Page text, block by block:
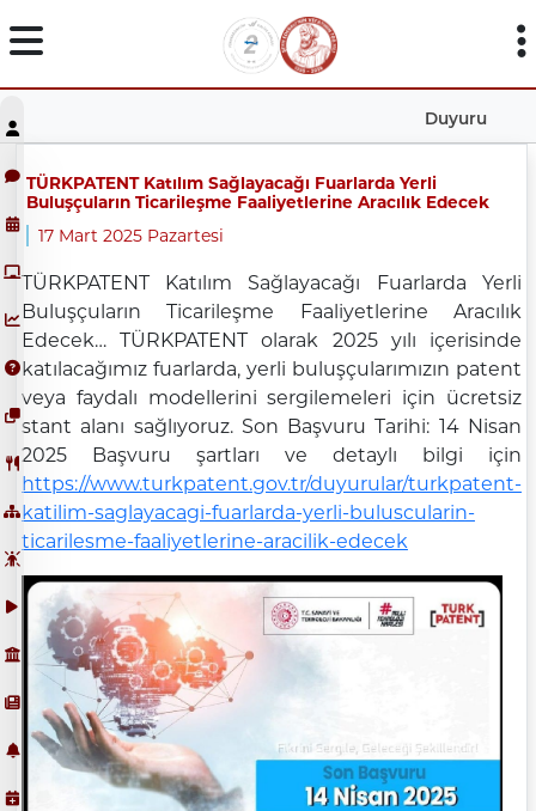
Duyuru
TÜRKPATENT Katılım Sağlayacağı Fuarlarda Yerli
Buluşçuların Ticarileşme Faaliyetlerine Aracılık Edecek
17 Mart 2025 Pazartesi
TÜRKPATENT Katılım Sağlayacağı Fuarlarda Yerli
Buluşçuların Ticarileşme Faaliyetlerine Aracılık
Edecek… TÜRKPATENT olarak 2025 yılı içerisinde
katılacağımız fuarlarda, yerli buluşçularımızın patent
veya faydalı modellerini sergilemeleri için ücretsiz
stant alanı sağlıyoruz. Son Başvuru Tarihi: 14 Nisan
2025 Başvuru şartları ve detaylı bilgi için
https://www.turkpatent.gov.tr/duyurular/turkpatent-
katilim-saglayacagi-fuarlarda-yerli-buluscularin-
ticarilesme-faaliyetlerine-aracilik-edecek